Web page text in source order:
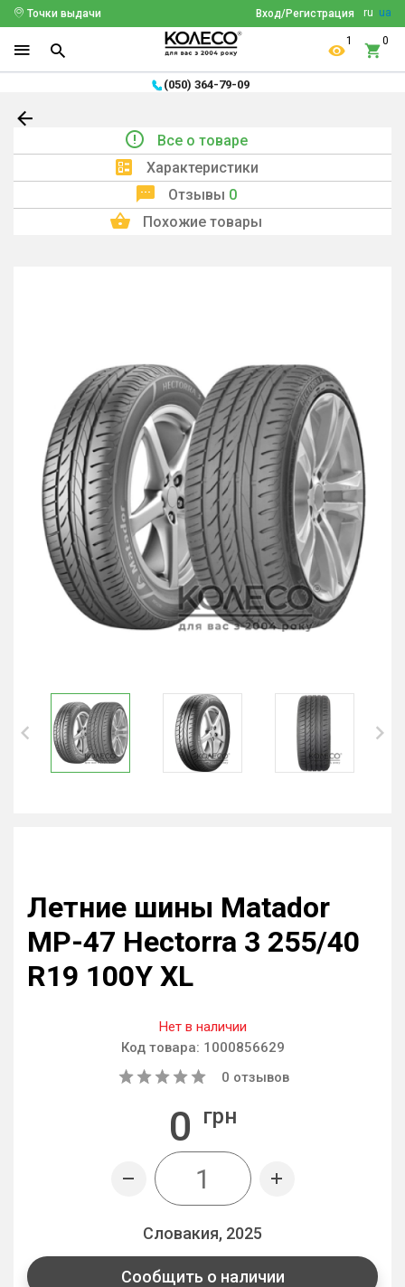
ru ua
Вход/Регистрация
Точки выдачи
1 0
(050) 364-79-09
Все о товаре
Характеристики
Отзывы 0
Похожие товары
Летние шины Matador
MP-47 Hectorra 3 255/40
R19 100Y XL
Нет в наличии
Код товара: 1000856629
0 отзывов
0 грн
Словакия, 2025
Сообщить о наличии